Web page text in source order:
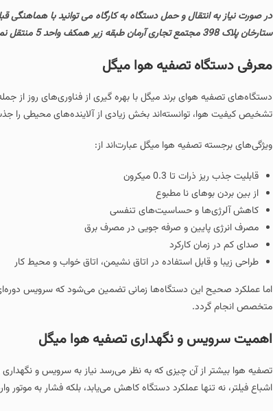
در صورت نیاز به انتقال و حمل دستگاه به کارگاه می توانید با هماهنگی
ستارخان پلاک 398 مجتمع تجاری آرمان طبقه زیر همکف واحد 5 منتقل نمایید.
معرفی دستگاه تصفیه هوا میگل
تشخیص کیفیت هوا، توانسته‌اند بخش زیادی از آلاینده‌های محیطی را جذب
ویژگی‌های برجسته تصفیه‌ هوا میگل عبارت‌اند از:
قابلیت جذب ریز ذرات تا 0.3 میکرون
از بین بردن بوهای نا مطبوع
کاهش آلرژی‌ها و حساسیت‌های تنفسی
مصرف انرژی پایین و صرفه جویی در مصرف برق
صدای کم در زمان کارکرد
طراحی زیبا و قابل استفاده در اتاق نشیمن، اتاق خواب و محیط کار
اما عملکرد صحیح این دستگاه‌ها زمانی تضمین می‌شود که سرویس
متخصص انجام گردد.
اهمیت سرویس و نگهداری تصفیه هوا میگل
تصفیه‌ هوا بیشتر از آن چیزی که به نظر می‌رسد نیاز به سرویس و
اشباع فیلتر، نه تنها عملکرد دستگاه کاهش می‌یابد، بلکه فشار به موتور